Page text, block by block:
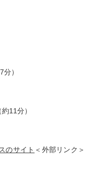
）
11分）
のサイト ＜外部リンク＞